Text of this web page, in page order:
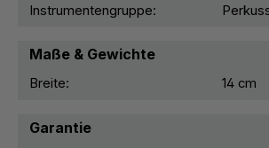
Instrumentengruppe:
Maße & Gewichte
Breite: 14 cm
Garantie